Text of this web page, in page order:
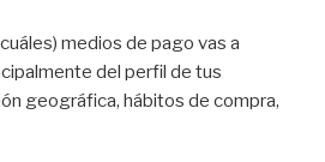
medios de pago vas a
del perfil de tus
geográfica, hábitos de compra,